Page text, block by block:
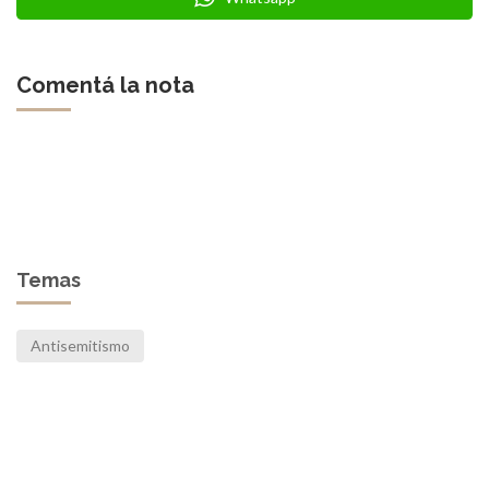
Comentá la nota
Temas
Antisemitismo